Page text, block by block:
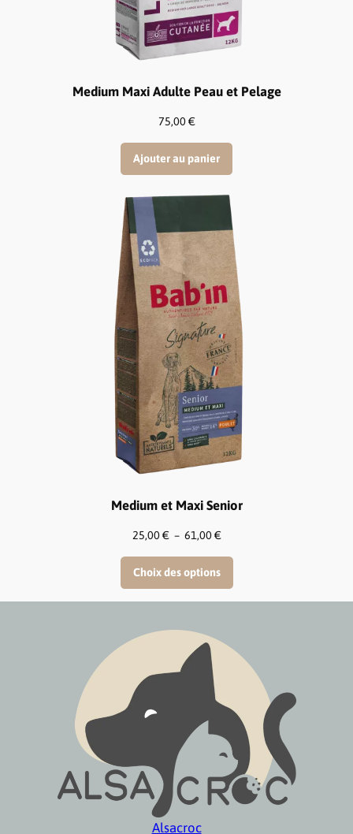
Medium Maxi Adulte Peau et Pelage
75,00€
Ajouter au panier
Medium et Maxi Senior
25,00€ – 61,00€Plage
prix :
25,00 €
à
Choix des options
Alsacroc